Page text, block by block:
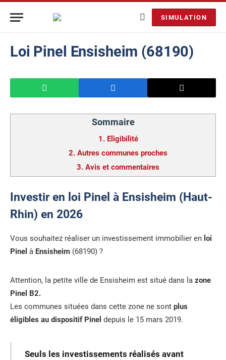
SIMULATION
Loi Pinel Ensisheim (68190)
Sommaire
1. Eligibilité
2. Autres communes proches
3. Avis et commentaires
Investir en loi Pinel à Ensisheim (Haut-
Rhin) en 2026
Vous souhaitez réaliser un investissement immobilier en loi
Pinel à Ensisheim (68190) ?
Attention, la petite ville de Ensisheim est situé dans la zone
Pinel B2.
Les communes situées dans cette zone ne sont plus
éligibles au dispositif Pinel depuis le 15 mars 2019.
Seuls les investissements réalisés avant